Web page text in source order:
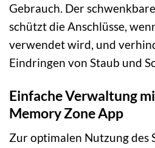
Gebrauch. Der
schützt die Anschlüsse,
verwendet wird, und
Eindringen von Staub und
Einfache Verwaltung
Memory Zone App
Zur optimalen Nutzung des